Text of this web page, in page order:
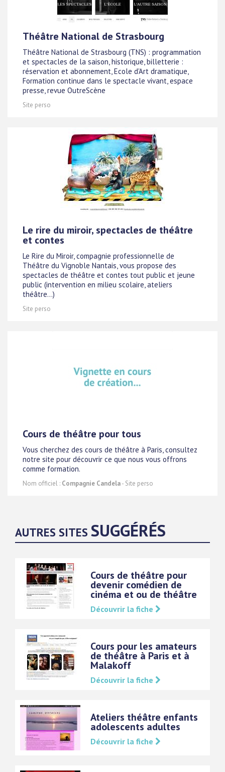
Théâtre National de Strasbourg
Théâtre National de Strasbourg (TNS) : programmation
et spectacles de la saison, historique, billetterie :
réservation et abonnement, Ecole d'Art dramatique,
Formation continue dans le spectacle vivant, espace
presse, revue OutreScène
Site perso
Le rire du miroir, spectacles de théâtre
et contes
Le Rire du Miroir, compagnie professionnelle de
Théâtre du Vignoble Nantais, vous propose des
spectacles de théâtre et contes tout public et jeune
public (intervention en milieu scolaire, ateliers
théâtre...)
Site perso
Cours de théâtre pour tous
Vous cherchez des cours de théâtre à Paris, consultez
notre site pour découvrir ce que nous vous offrons
comme formation.
Nom officiel : Compagnie Candela- Site perso
AUTRES SITES SUGGÉRÉS
Cours de théâtre pour
devenir comédien de
cinéma et ou de théâtre
Découvrir la fiche
Cours pour les amateurs
de théâtre à Paris et à
Malakoff
Découvrir la fiche
Ateliers théâtre enfants
adolescents adultes
Découvrir la fiche